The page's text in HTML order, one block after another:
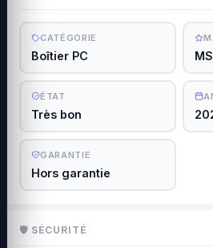
CATÉGORIE
Boîtier PC
ÉTAT
Très bon
GARANTIE
Hors garantie
🛡 SÉCURITÉ